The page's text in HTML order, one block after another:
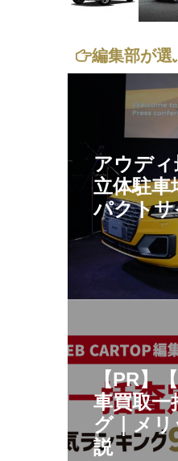
編集部が選
アウデ
立体駐車
パクト
【PR】
車買取一
グ｜メ
説